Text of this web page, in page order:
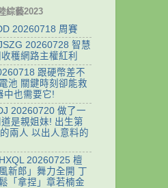
綜藝2023
20260718 周賽
20260728 智慧
穫網路主權紅利
跟硬幣差不
池 關鍵時刻卻能救
中也需要它!
20260720 做了一
是親姐妹! 出生第
兩人 以出人意料的
20260725 檀
新郎」舞力全開 丁
「拿捏」章若楠金